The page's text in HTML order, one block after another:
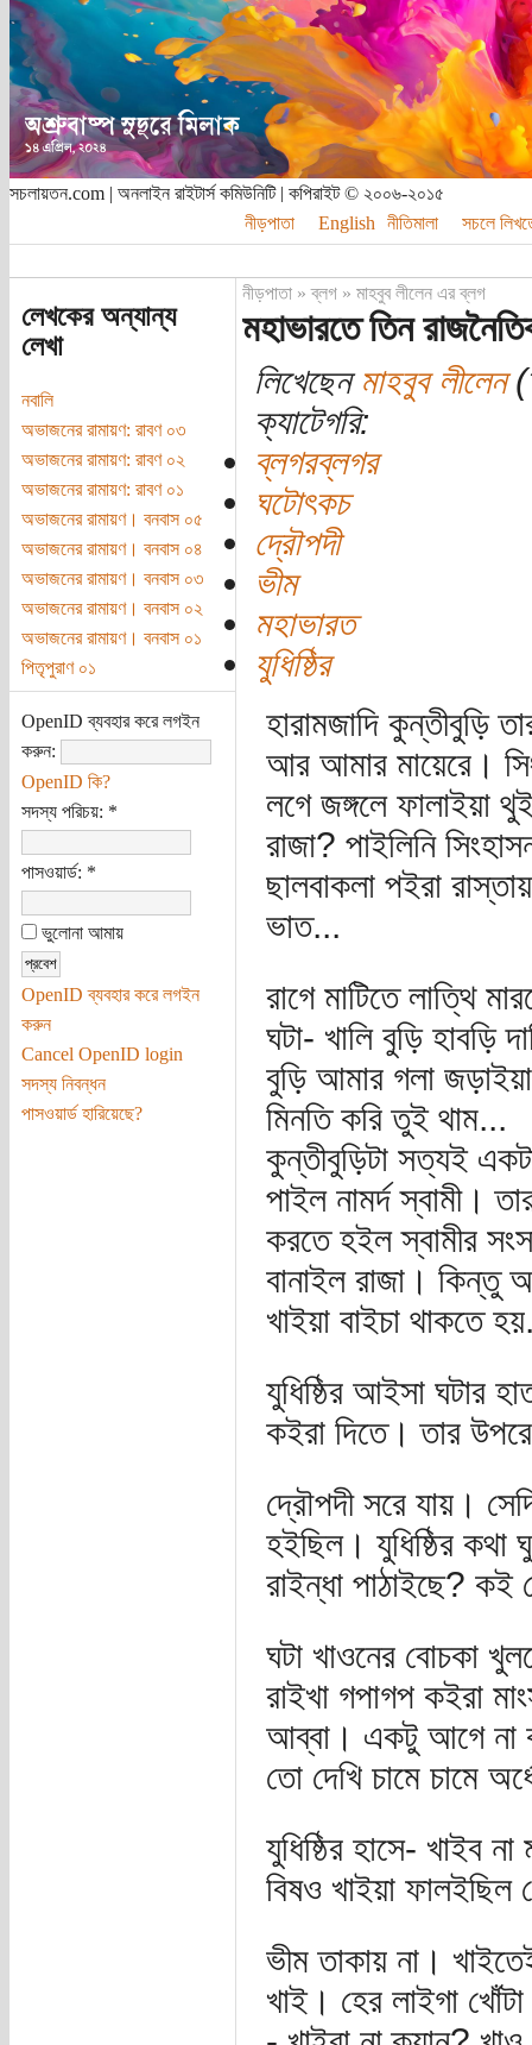
সচলায়তন.com | অনলাইন রাইটার্স কমিউনিটি | কপিরাইট © ২০০৬-২০১৫
নীড়পাতা
English নীতিমালা সচলে
লেখকের অন্যান্য
লেখা
নবালি
অভাজনের রামায়ণ: রাবণ ০৩
অভাজনের রামায়ণ: রাবণ ০২
অভাজনের রামায়ণ: রাবণ ০১
অভাজনের রামায়ণ। বনবাস ০৫
অভাজনের রামায়ণ। বনবাস ০৪
অভাজনের রামায়ণ। বনবাস ০৩
অভাজনের রামায়ণ। বনবাস ০২
অভাজনের রামায়ণ। বনবাস ০১
পিতৃপুরাণ ০১
OpenID ব্যবহার করে লগইন
করুন:
OpenID কি?
সদস্য পরিচয়: *
পাসওয়ার্ড: *
ভুলোনা আমায়
OpenID ব্যবহার করে লগইন
করুন
Cancel OpenID login
সদস্য নিবন্ধন
পাসওয়ার্ড হারিয়েছে?
নীড়পাতা»ব্লগ» মাহবুব লীলেন এর ব্লগ
মহাভারতে তিন
লিখেছেনমাহবুব লীলেন
ক্যাটেগরি:
ব্লগরব্লগর
ঘটোৎকচ
দ্রৌপদী
ভীম
মহাভারত
যুধিষ্ঠির
হারামজাদি কুন্তীবুড়ি
আর আমার মায়েরে।
লগে জঙ্গলে ফালাইয়া
রাজা? পাইলিনি
ছালবাকলা পইরা
ভাত...
রাগে মাটিতে লাত্থি
ঘটা- খালি বুড়ি হাবড়ি
বুড়ি আমার গলা
মিনতি করি তুই থাম...
কুন্তীবুড়িটা সত্যই
পাইল নামর্দ স্বামী।
করতে হইল স্বামীর
বানাইল রাজা। কিন্তু
খাইয়া বাইচা থাকতে
যুধিষ্ঠির আইসা ঘটার
কইরা দিতে। তার
দ্রৌপদী সরে যায়।
হইছিল। যুধিষ্ঠির
রাইন্ধা পাঠাইছে? কই
ঘটা খাওনের বোচকা
রাইখা গপাগপ কইরা
আব্বা। একটু আগে না
তো দেখি চামে চামে
যুধিষ্ঠির হাসে- খাইব
বিষও খাইয়া
ভীম তাকায় না।
খাই। হের লাইগা